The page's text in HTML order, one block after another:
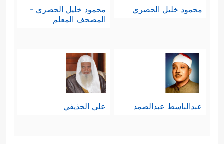
محمود خليل الحصري
محمود خليل الحصري -
المصحف المعلم
عبدالباسط عبدالصمد علي الحذيفي